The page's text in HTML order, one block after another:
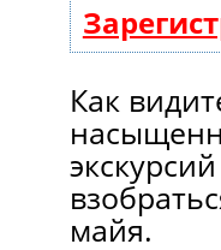
Как
майя.